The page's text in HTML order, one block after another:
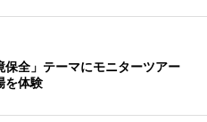
保全」テーマにモニターツアー
を体験